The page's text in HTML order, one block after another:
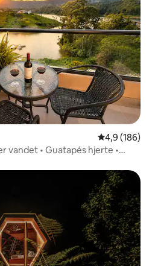
4,9 ud af 5 i
4,9 (186)
vandet • Guatapés hjerte •